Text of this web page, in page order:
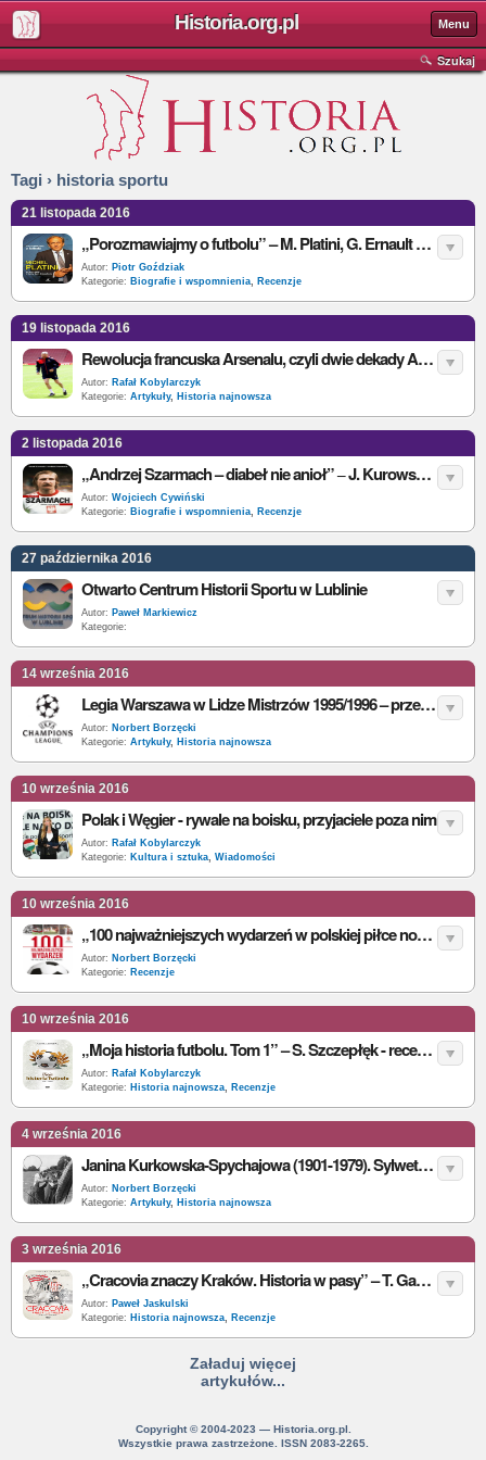
Historia.org.pl Menu
Szukaj
Tagi › historia sportu
21 listopada 2016
„Porozmawiajmy o futbolu” – M. Platini, G. Ernault ‒ recenzja
Autor: Piotr Goździak
Kategorie: Biografie i wspomnienia, Recenzje
19 listopada 2016
Rewolucja francuska Arsenalu, czyli dwie dekady Arsene’a Wengera w północnym Londynie
Autor: Rafał Kobylarczyk
Kategorie: Artykuły, Historia najnowsza
2 listopada 2016
„Andrzej Szarmach – diabeł nie anioł” ‒ J. Kurowski, A. Szarmach ‒ recenzja
Autor: Wojciech Cywiński
Kategorie: Biografie i wspomnienia, Recenzje
27 października 2016
Otwarto Centrum Historii Sportu w Lublinie
Autor: Paweł Markiewicz
Kategorie:
14 września 2016
Legia Warszawa w Lidze Mistrzów 1995/1996 – przed występem nr 2
Autor: Norbert Borzęcki
Kategorie: Artykuły, Historia najnowsza
10 września 2016
Polak i Węgier - rywale na boisku, przyjaciele poza nim
Autor: Rafał Kobylarczyk
Kategorie: Kultura i sztuka, Wiadomości
10 września 2016
„100 najważniejszych wydarzeń w polskiej piłce nożnej” – praca zbiorowa – recenzja
Autor: Norbert Borzęcki
Kategorie: Recenzje
10 września 2016
„Moja historia futbolu. Tom 1” – S. Szczepłęk - recenzja
Autor: Rafał Kobylarczyk
Kategorie: Historia najnowsza, Recenzje
4 września 2016
Janina Kurkowska-Spychajowa (1901-1979). Sylwetka multimedalistki MŚ w łucznictwie, wielkiej patriotki i nieznanej legendy polskiego sportu
Autor: Norbert Borzęcki
Kategorie: Artykuły, Historia najnowsza
3 września 2016
„Cracovia znaczy Kraków. Historia w pasy” – T. Gawędzki – recenzja
Autor: Paweł Jaskulski
Kategorie: Historia najnowsza, Recenzje
Załaduj więcej
artykułów...
Copyright © 2004-2023 — Historia.org.pl.
Wszystkie prawa zastrzeżone. ISSN 2083-2265.